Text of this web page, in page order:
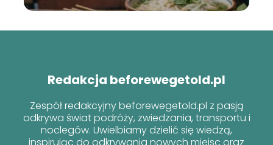
Redakcja beforewegetold.pl
Zespół redakcyjny beforewegetold.pl z pasją
odkrywa świat podróży, zwiedzania, transportu i
noclegów. Uwielbiamy dzielić się wiedzą,